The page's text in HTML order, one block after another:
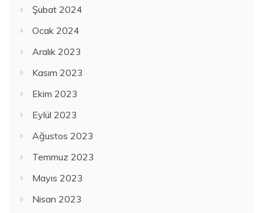
Şubat 2024
Ocak 2024
Aralık 2023
Kasım 2023
Ekim 2023
Eylül 2023
Ağustos 2023
Temmuz 2023
Mayıs 2023
Nisan 2023